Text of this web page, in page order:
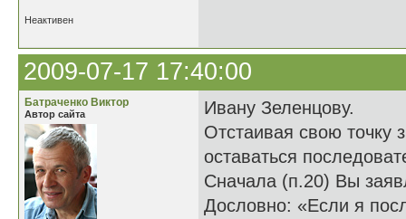
Неактивен
2009-07-17 17:40:00
Батраченко Виктор
Автор сайта
Ивану Зеленцову.
Отстаивая свою точку
оставаться
Сначала (п.20) Вы
Дословно: «Если я